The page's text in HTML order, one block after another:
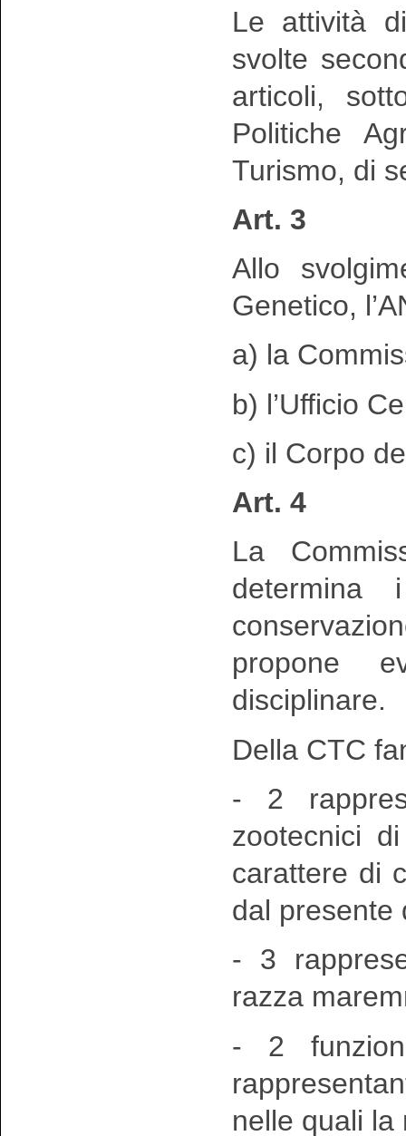
Le attività
svolte
articoli,
Politiche
Turismo, di
Art. 3
Allo
Genetico,
a) la
b) l’Ufficio
c) il Corpo
Art. 4
La
propone
disciplinare.
Della CTC
- 2
zootecnici
carattere di
dal presente
- 3
razza
- 2
nelle quali la